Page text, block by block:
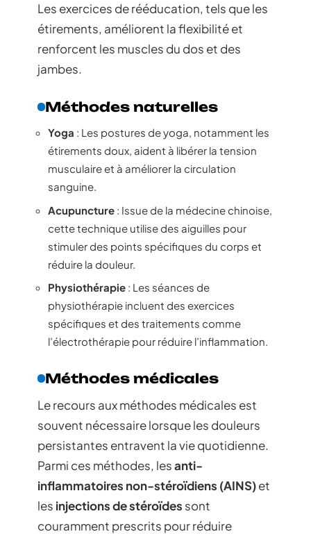
Les exercices de rééducation, tels que les
étirements, améliorent la flexibilité et
renforcent les muscles du dos et des
jambes.
Méthodes naturelles
Yoga : Les postures de yoga, notamment les
étirements doux, aident à libérer la tension
musculaire et à améliorer la circulation
sanguine.
Acupuncture : Issue de la médecine chinoise,
cette technique utilise des aiguilles pour
stimuler des points spécifiques du corps et
réduire la douleur.
Physiothérapie : Les séances de
physiothérapie incluent des exercices
spécifiques et des traitements comme
l’électrothérapie pour réduire l’inflammation.
Méthodes médicales
Le recours aux méthodes médicales est
souvent nécessaire lorsque les douleurs
persistantes entravent la vie quotidienne.
Parmi ces méthodes, lesanti-
inflammatoires non-stéroïdiens (AINS)et
les injections de stéroïdes sont
couramment prescrits pour réduire